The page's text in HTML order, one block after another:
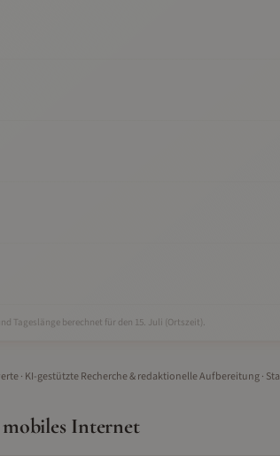
Tageslänge berechnet für den 15. Juli (Ortszeit).
· KI-gestützte Recherche & redaktionelle Aufbereitung·
Internet